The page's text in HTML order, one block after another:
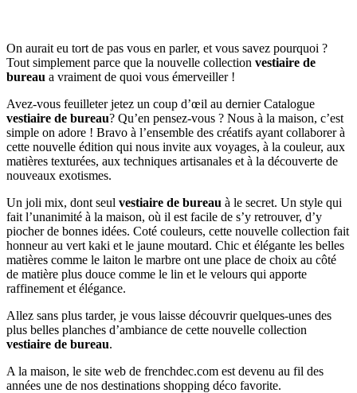
On aurait eu tort de pas vous en parler, et vous savez pourquoi ?
Tout simplement parce que la nouvelle collection vestiaire de
bureau a vraiment de quoi vous émerveiller !
Avez-vous feuilleter jetez un coup d’œil au dernier Catalogue
vestiaire de bureau? Qu’en pensez-vous ? Nous à la maison, c’est
simple on adore ! Bravo à l’ensemble des créatifs ayant collaborer à
cette nouvelle édition qui nous invite aux voyages, à la couleur, aux
matières texturées, aux techniques artisanales et à la découverte de
nouveaux exotismes.
Un joli mix, dont seul vestiaire de bureau à le secret. Un style qui
fait l’unanimité à la maison, où il est facile de s’y retrouver, d’y
piocher de bonnes idées. Coté couleurs, cette nouvelle collection fait
honneur au vert kaki et le jaune moutard. Chic et élégante les belles
matières comme le laiton le marbre ont une place de choix au côté
de matière plus douce comme le lin et le velours qui apporte
raffinement et élégance.
Allez sans plus tarder, je vous laisse découvrir quelques-unes des
plus belles planches d’ambiance de cette nouvelle collection
vestiaire de bureau.
A la maison, le site web de frenchdec.com est devenu au fil des
années une de nos destinations shopping déco favorite.